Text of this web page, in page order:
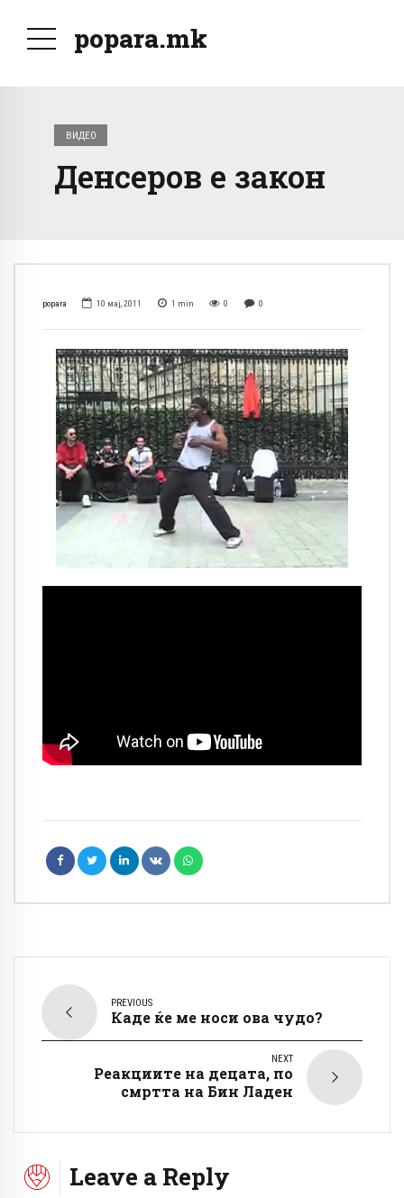
popara.mk
ВИДЕО
Денсеров е закон
popara 10 мај, 2011 1 min 0 0
PREVIOUS
Каде ќе ме носи ова чудо?
NEXT
Реакциите на децата, по
смртта на Бин Ладен
Leave a Reply